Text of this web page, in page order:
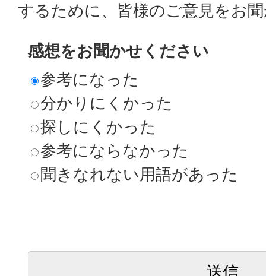
するために、皆様のご意見をお
感想をお聞かせください
参考になった
分かりにくかった
探しにくかった
参考にならなかった
聞きなれない用語があった